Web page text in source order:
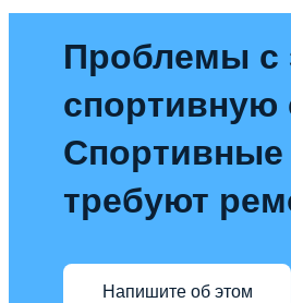
Проблемы с
спортивную
требуют
Напишите об этом